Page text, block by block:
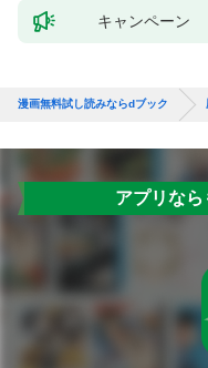
キャンペーン
漫画無料試し読みならdブック
アプリなら